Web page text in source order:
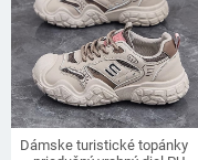
Dámske turistické topánky